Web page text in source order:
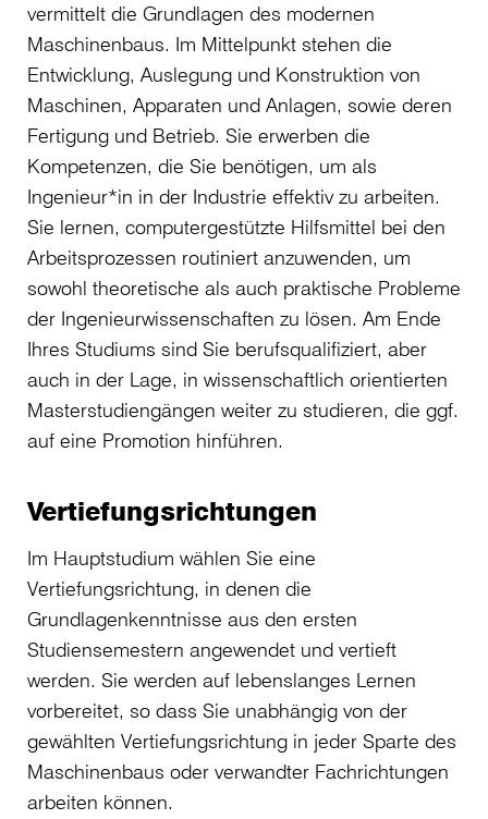
vermittelt die Grundlagen des modernen
Maschinenbaus. Im Mittelpunkt stehen die
Entwicklung, Auslegung und Konstruktion von
Maschinen, Apparaten und Anlagen, sowie deren
Fertigung und Betrieb. Sie erwerben die
Kompetenzen, die Sie benötigen, um als
Ingenieur*in in der Industrie effektiv zu arbeiten.
Sie lernen, computergestützte Hilfsmittel bei den
Arbeitsprozessen routiniert anzuwenden, um
sowohl theoretische als auch praktische Probleme
der Ingenieurwissenschaften zu lösen. Am Ende
Ihres Studiums sind Sie berufsqualifiziert, aber
auch in der Lage, in wissenschaftlich orientierten
Masterstudiengängen weiter zu studieren, die ggf.
auf eine Promotion hinführen.
Vertiefungsrichtungen
Im Hauptstudium wählen Sie eine
Vertiefungsrichtung, in denen die
Grundlagenkenntnisse aus den ersten
Studiensemestern angewendet und vertieft
werden. Sie werden auf lebenslanges Lernen
vorbereitet, so dass Sie unabhängig von der
gewählten Vertiefungsrichtung in jeder Sparte des
Maschinenbaus oder verwandter Fachrichtungen
arbeiten können.